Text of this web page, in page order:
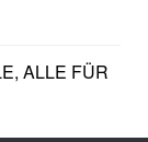
ALLE FÜR